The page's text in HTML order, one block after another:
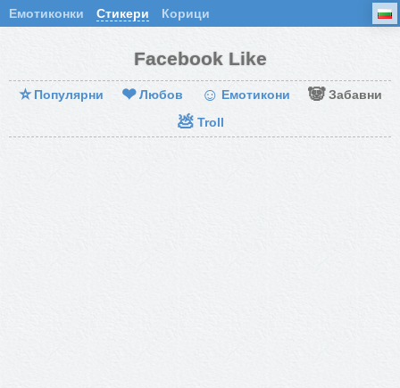
Емотиконки Стикери Корици
Facebook Like
⭐ Популярни ❤ Любов ☺ Емотикони 🐼 Забавни
💩 Troll